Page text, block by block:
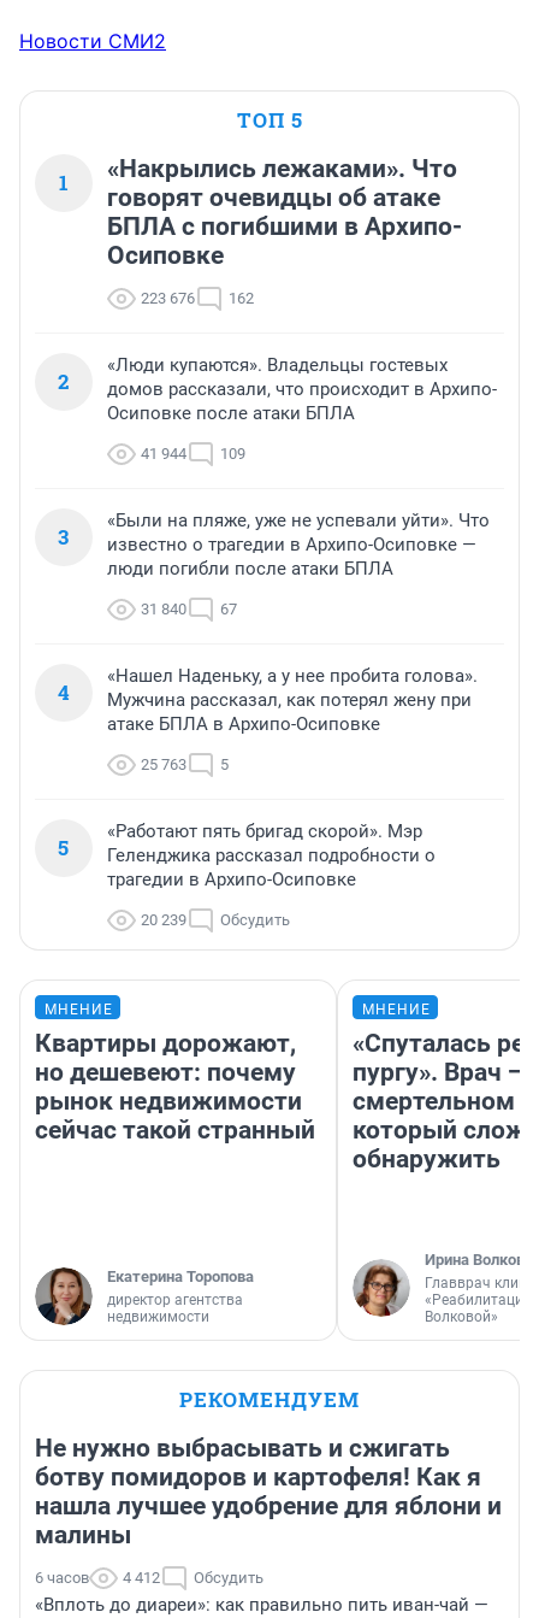
Новости СМИ2
ТОП 5
1
«Накрылись лежаками». Что
говорят очевидцы об атаке
БПЛА с погибшими в Архипо-
Осиповке
223 676 162
2
«Люди купаются». Владельцы гостевых
домов рассказали, что происходит в Архипо-
Осиповке после атаки БПЛА
41 944 109
3
«Были на пляже, уже не успевали уйти». Что
известно о трагедии в Архипо-Осиповке —
люди погибли после атаки БПЛА
31 840 67
4
«Нашел Наденьку, а у нее пробита голова».
Мужчина рассказал, как потерял жену при
атаке БПЛА в Архипо-Осиповке
25 763 5
5
«Работают пять бригад скорой». Мэр
Геленджика рассказал подробности о
трагедии в Архипо-Осиповке
20 239 Обсудить
МНЕНИЕ
Квартиры дорожают,
но дешевеют: почему
рынок недвижимости
сейчас такой странный
Екатерина Торопова
директор агентства
недвижимости
МНЕНИЕ
«Спуталась
пургу». Врач —
смертельном
который
обнаружить
Ирина Волкова
Главврач
«Реабилитация
Волковой»
РЕКОМЕНДУЕМ
Не нужно выбрасывать и сжигать
ботву помидоров и картофеля! Как я
нашла лучшее удобрение для яблони и
малины
6 часов 4 412 Обсудить
«Вплоть до диареи»: как правильно пить иван-чай —